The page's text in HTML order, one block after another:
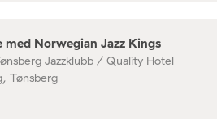
med Norwegian Jazz Kings
Jazzklubb / Quality Hotel
Tønsberg